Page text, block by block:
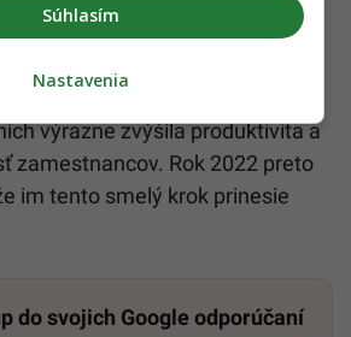
voľno prinieslo iným firmám.
spoločnosti ako Netflix,
výrazne zvýšila produktivita a
zamestnancov. Rok 2022 preto
im tento smelý krok prinesie
do svojich Google odporúčaní
Súhlasím
Nastavenia